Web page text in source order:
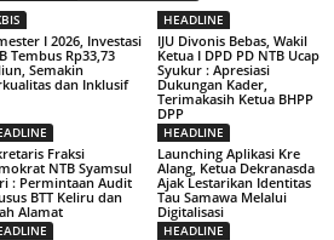
I 2026, Investasi
Tembus Rp33,73
Semakin
dan Inklusif
HEADLINE
IJU Divonis Bebas, Wakil
Ketua I DPD PD NTB Ucap
Syukur : Apresiasi
Dukungan Kader,
Terimakasih Ketua BHPP
DPP
Fraksi
NTB Syamsul
: Permintaan Audit
BTT Keliru dan
Alamat
HEADLINE
Launching Aplikasi Kre
Alang, Ketua Dekranasda
Ajak Lestarikan Identitas
Tau Samawa Melalui
Digitalisasi
HEADLINE